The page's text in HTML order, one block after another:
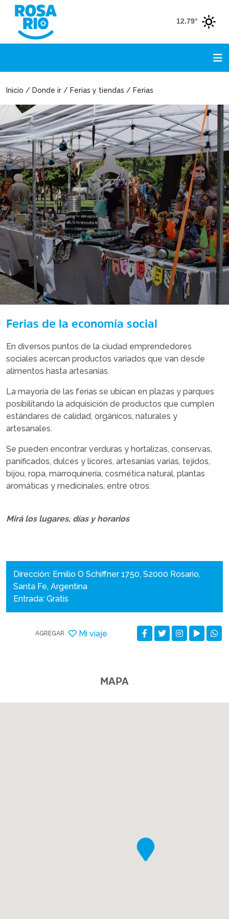
12.79°
Inicio / Donde ir / Ferias y tiendas / Ferias
Ferias de la economía social
En diversos puntos de la ciudad emprendedores
sociales acercan productos variados que van desde
alimentos hasta artesanías.
La mayoría de las ferias se ubican en plazas y parques
posibilitando la adquisición de productos que cumplen
estándares de calidad, orgánicos, naturales y
artesanales.
Se pueden encontrar verduras y hortalizas, conservas,
panificados, dulces y licores, artesanías varias, tejidos,
bijou, ropa, marroquinería, cosmética natural, plantas
aromáticas y medicinales, entre otros.
Mirá los lugares, días y horarios
Dirección: Emilio O Schiffner 1750, S2000 Rosario,
Santa Fe, Argentina
Entrada: Gratis
AGREGAR Mi viaje
MAPA